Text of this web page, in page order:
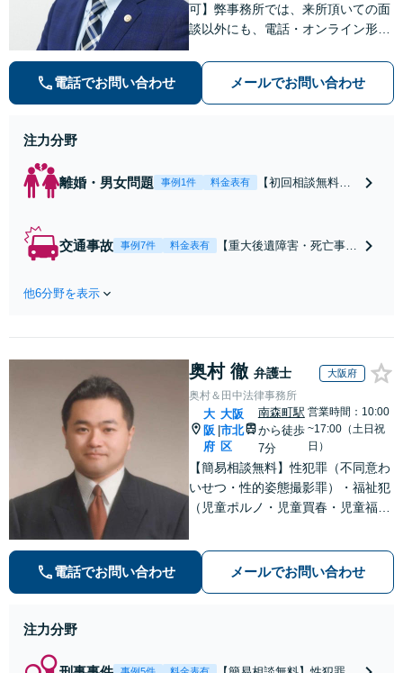
可】弊事務所では、来所頂いての面
談以外にも、電話・オンライン形式
弁護士にご相談頂くことで、今のご
不安が和らぐとともに、問題解決の
ために前に進むことができます。
電話でお問い合わせ メールでお問い合わせ
注力分野
離婚・男女問題 事例1件 料金表有
【初回相談無料】
条件で離婚ができ
績あり」子の引渡
し・認知・親子関
係不存在確認など
もご相談下さい
【子連れ相談可】
交通事故 事例7件 料金表有
【重大後遺障害・死亡事案
談無料】【電話・オンライ
応・納得できる解決を」
「刑事裁判のニーズにも対
応」【休日・夜間相談可】
他6分野を表示
奥村 徹 弁護士 大阪府
奥村＆田中法律事務所
大
阪
府
大阪
市北
区
南森町駅
から徒歩
7分
営業時間：10:00
~17:00（土日祝
日）
【簡易相談無料】性犯罪（不同意わ
いせつ・性的姿態撮影罪）・福祉犯
（児童ポルノ・児童買春・児童福祉
等）に非常に詳しい弁護士です
電話でお問い合わせ メールでお問い合わせ
注力分野